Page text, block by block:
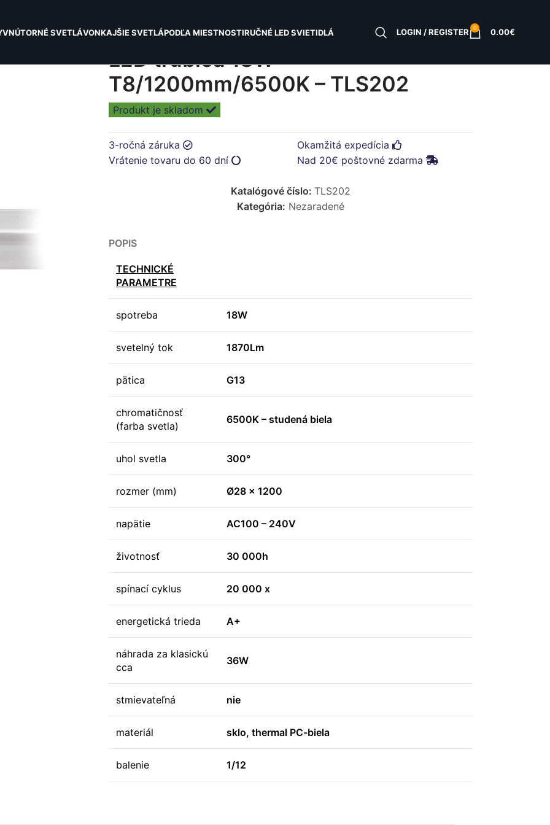
VNÚTORNÉ SVETLÁVONKAJŠIE SVETLÁPODĽA MIESTNOSTIRUČNÉ LED SVIETIDLÁ LOGIN / REGISTER 0 0.00€
LED trubica 18W –
T8/1200mm/6500K – TLS202
Produkt je skladom
3-ročná záruka
Vrátenie tovaru do 60 dní
Okamžitá expedícia
Nad 20€ poštovné zdarma
Katalógové číslo:TLS202
Kategória: Nezaradené
POPIS
TECHNICKÉ
PARAMETRE
spotreba 18W
svetelný tok 1870Lm
pätica G13
chromatičnosť
(farba svetla)
6500K – studená biela
uhol svetla 300°
rozmer (mm) Ø28 x 1200
napätie AC100 – 240V
životnosť 30 000h
spínací cyklus 20 000 x
energetická trieda A+
náhrada za klasickú
cca
36W
stmievateľná nie
materiál sklo, thermal PC-biela
balenie 1/12